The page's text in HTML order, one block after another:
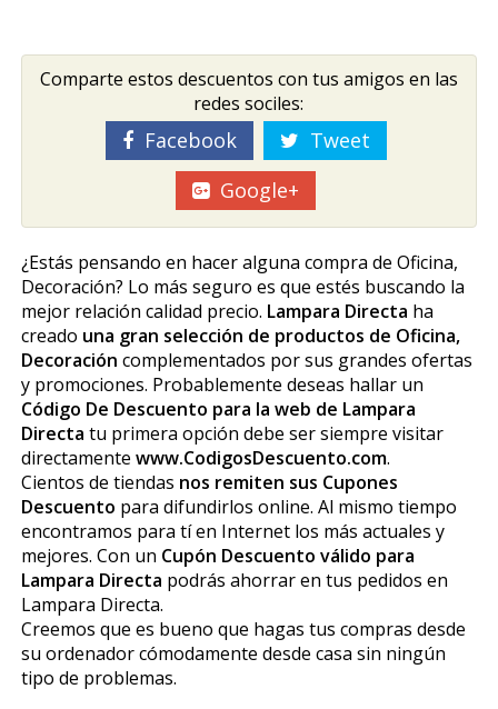
Comparte estos descuentos con tus amigos en las
redes sociles:
Facebook
Tweet
Google+
¿Estás pensando en hacer alguna compra de Oficina,
Decoración? Lo más seguro es que estés buscando la
mejor relación calidad precio. Lampara Directa ha
creado una gran selección de productos de Oficina,
Decoración complementados por sus grandes ofertas
y promociones. Probablemente deseas hallar un
Código De Descuento para la web de Lampara
Directa tu primera opción debe ser siempre visitar
directamente www.CodigosDescuento.com.
Cientos de tiendas nos remiten sus Cupones
Descuento para difundirlos online. Al mismo tiempo
encontramos para tí en Internet los más actuales y
mejores. Con un Cupón Descuento válido para
Lampara Directa podrás ahorrar en tus pedidos en
Lampara Directa.
Creemos que es bueno que hagas tus compras desde
su ordenador cómodamente desde casa sin ningún
tipo de problemas.